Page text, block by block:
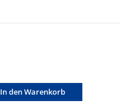
In den Warenkorb